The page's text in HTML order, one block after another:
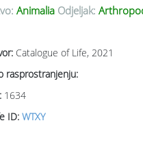
Animalia Odjeljak:
Catalogue of Life, 2021
rasprostranjenju:
1634
ID: WTXY